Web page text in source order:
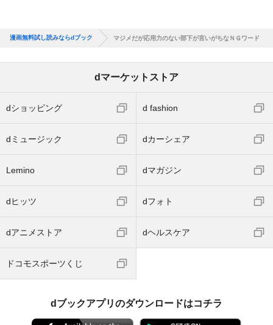
漫画無料試し読みならdブック マジメだが応用力のない部下が言いがちなＮＧワード
dマーケットストア
dショッピング d fashion
dミュージック dカーシェア
Lemino dマガジン
dヒッツ dフォト
dアニメストア dヘルスケア
ドコモスポーツくじ
dブックアプリのダウンロードはコチラ